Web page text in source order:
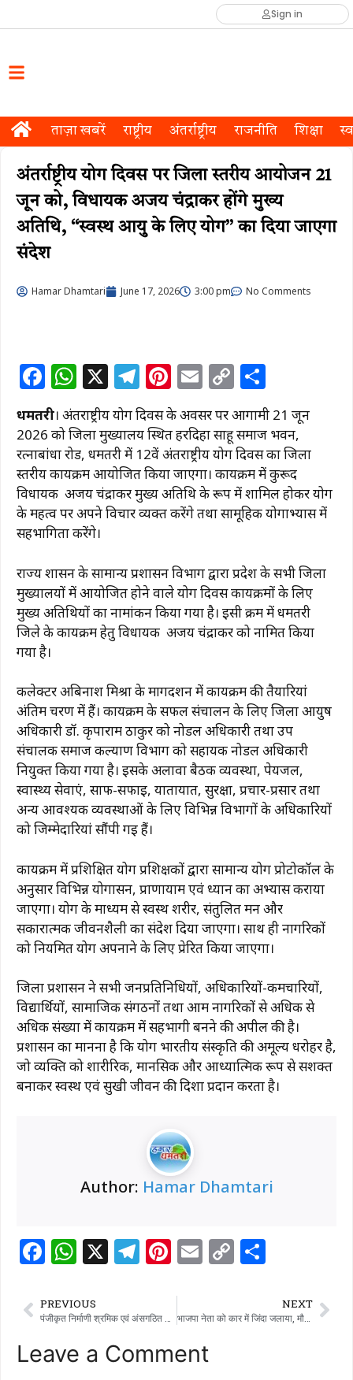
Sign in
ताज़ा खबरें राष्ट्रीय अंतर्राष्ट्रीय राजनीति शिक्षा
अंतर्राष्ट्रीय योग दिवस पर जिला स्तरीय आयोजन 21
जून को, विधायक अजय चंद्राकर होंगे मुख्य
अतिथि, ‘‘स्वस्थ आयु के लिए योग’’ का दिया जाएगा
संदेश
Hamar Dhamtari June 17, 2026 3:00 pm No Comments
F
a
c
e
b
o
o
W
at
s
A
p
p
X T
el
e
g
ra
m
Pi
n
te
re
st
E
ai
l
C
p
y
Li
n
k
h
ar
e
धमतरी। अंतर्राष्ट्रीय योग दिवस के अवसर पर आगामी 21 जून
2026 को जिला मुख्यालय स्थित हरदिहा साहू समाज भवन,
रत्नाबांधा रोड, धमतरी में 12वें अंतर्राष्ट्रीय योग दिवस का जिला
स्तरीय कार्यक्रम आयोजित किया जाएगा। कार्यक्रम में कुरूद
विधायक अजय चंद्राकर मुख्य अतिथि के रूप में शामिल होकर योग
के महत्व पर अपने विचार व्यक्त करेंगे तथा सामूहिक योगाभ्यास में
सहभागिता करेंगे।
राज्य शासन के सामान्य प्रशासन विभाग द्वारा प्रदेश के सभी जिला
मुख्यालयों में आयोजित होने वाले योग दिवस कार्यक्रमों के लिए
मुख्य अतिथियों का नामांकन किया गया है। इसी क्रम में धमतरी
जिले के कार्यक्रम हेतु विधायक अजय चंद्राकर को नामित किया
गया है।
कलेक्टर अबिनाश मिश्रा के मार्गदर्शन में कार्यक्रम की तैयारियां
अंतिम चरण में हैं। कार्यक्रम के सफल संचालन के लिए जिला आयुष
अधिकारी डॉ. कृपाराम ठाकुर को नोडल अधिकारी तथा उप
संचालक समाज कल्याण विभाग को सहायक नोडल अधिकारी
नियुक्त किया गया है। इसके अलावा बैठक व्यवस्था, पेयजल,
स्वास्थ्य सेवाएं, साफ-सफाई, यातायात, सुरक्षा, प्रचार-प्रसार तथा
अन्य आवश्यक व्यवस्थाओं के लिए विभिन्न विभागों के अधिकारियों
को जिम्मेदारियां सौंपी गई हैं।
कार्यक्रम में प्रशिक्षित योग प्रशिक्षकों द्वारा सामान्य योग प्रोटोकॉल के
अनुसार विभिन्न योगासन, प्राणायाम एवं ध्यान का अभ्यास कराया
जाएगा। योग के माध्यम से स्वस्थ शरीर, संतुलित मन और
सकारात्मक जीवनशैली का संदेश दिया जाएगा। साथ ही नागरिकों
को नियमित योग अपनाने के लिए प्रेरित किया जाएगा।
जिला प्रशासन ने सभी जनप्रतिनिधियों, अधिकारियों-कर्मचारियों,
विद्यार्थियों, सामाजिक संगठनों तथा आम नागरिकों से अधिक से
अधिक संख्या में कार्यक्रम में सहभागी बनने की अपील की है।
प्रशासन का मानना है कि योग भारतीय संस्कृति की अमूल्य धरोहर है,
जो व्यक्ति को शारीरिक, मानसिक और आध्यात्मिक रूप से सशक्त
बनाकर स्वस्थ एवं सुखी जीवन की दिशा प्रदान करता है।
Author: Hamar Dhamtari
F
a
c
e
b
W
h
at
s
A
X T
el
g
ra
Pi
n
te
re
st
E
m
l
C
o
y
ar
e
PREVIOUS NEXT
भाजपा नेता को कार में जिंदा जलाया, मौत, 4 गिरफ़्तार
Leave a Comment